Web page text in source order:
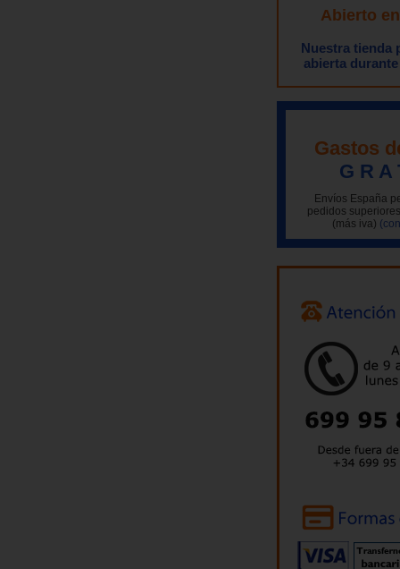
Abierto
Nuestra tienda
abierta
Gastos
G R A
Envíos España
pedidos
(más iva)